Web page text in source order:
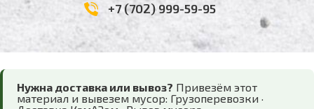
+7 (702) 999-59-95
Нужна доставка или вывоз? Привезём этот
материал и вывезем мусор: Грузоперевозки ·